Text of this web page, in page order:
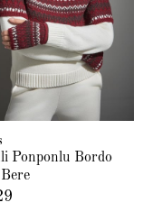
Ponponlu Bordo